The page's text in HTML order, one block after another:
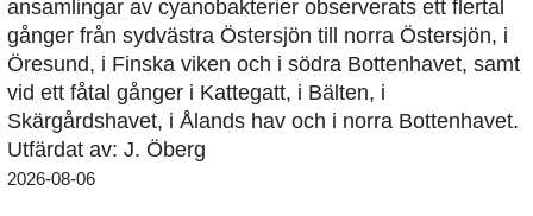
ansamlingar av cyanobakterier observerats ett flertal
gånger från sydvästra Östersjön till norra Östersjön, i
Öresund, i Finska viken och i södra Bottenhavet, samt
vid ett fåtal gånger i Kattegatt, i Bälten, i
Skärgårdshavet, i Ålands hav och i norra Bottenhavet.
Utfärdat av: J. Öberg
2026-08-06